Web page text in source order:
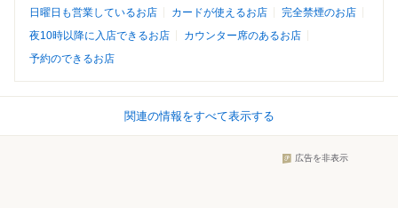
日曜日も営業しているお店
カードが使えるお店
完全禁煙のお店
夜10時以降に入店できるお店
カウンター席のあるお店
予約のできるお店
関連の情報をすべて表示する
広告を非表示